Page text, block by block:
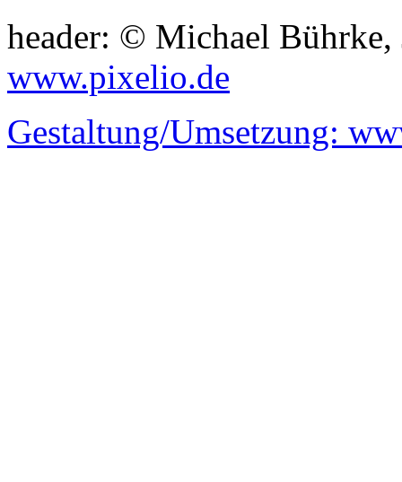
header: © Michael
www.pixelio.de
Gestaltung/Umsetzung: